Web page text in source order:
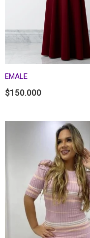
EMALE
$150.000